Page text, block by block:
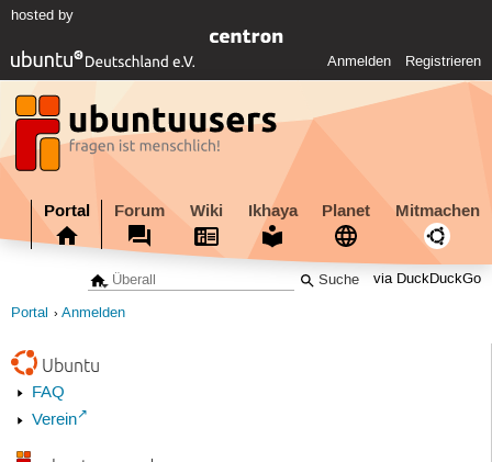
hosted by
Anmelden Registrieren
Portal Forum Wiki Ikhaya Planet Mitmachen
via DuckDuckGo
Portal Anmelden
Ubuntu
FAQ
Verein